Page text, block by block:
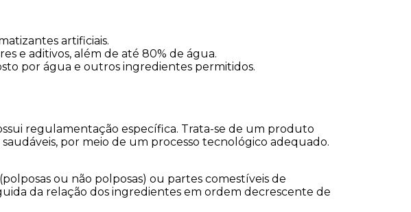
artificiais.
e aditivos, além de até 80% de água.
por água e outros ingredientes permitidos.
regulamentação específica. Trata-se de um produto
por meio de um processo tecnológico adequado.
ou não polposas) ou partes comestíveis de
da relação dos ingredientes em ordem decrescente de